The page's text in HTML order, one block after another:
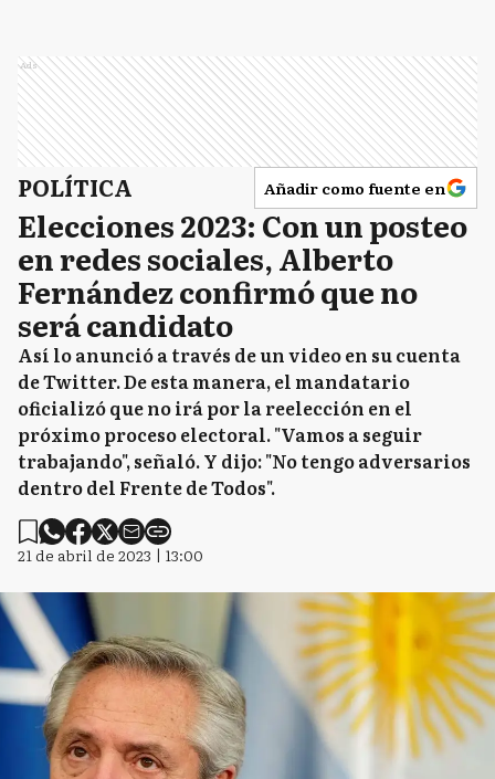
Ads
POLÍTICA Añadir como fuente en
Elecciones 2023: Con un posteo
en redes sociales, Alberto
Fernández confirmó que no
será candidato
Así lo anunció a través de un video en su cuenta
de Twitter. De esta manera, el mandatario
oficializó que no irá por la reelección en el
próximo proceso electoral. "Vamos a seguir
trabajando", señaló. Y dijo: "No tengo adversarios
dentro del Frente de Todos".
21 de abril de 2023 | 13:00